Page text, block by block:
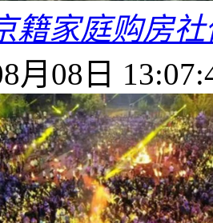
籍家庭购房
月08日